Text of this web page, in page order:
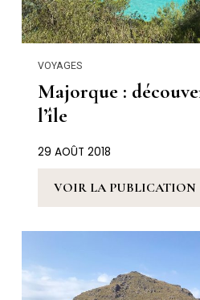
VOYAGES
Majorque :
l’île
29 AOÛT 2018
VOIR LA PUBLICATION